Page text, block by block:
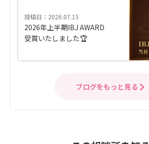
投稿日：2026.07.15
2026年上半期IBJ AWARD
受賞いたしました🏆
ブログをもっと見る